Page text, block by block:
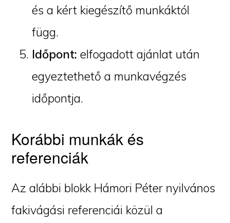
és a kért kiegészítő munkáktól
függ.
Időpont: elfogadott ajánlat után
egyeztethető a munkavégzés
időpontja.
Korábbi munkák és
referenciák
Az alábbi blokk Hámori Péter nyilvános
fakivágási referenciái közül a